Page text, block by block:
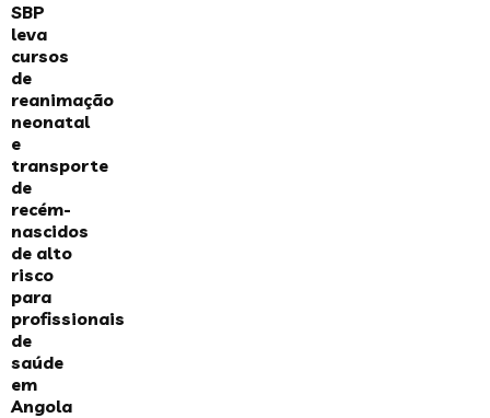
SBP
leva
cursos
de
reanimação
neonatal
e
transporte
de
recém-
nascidos
de alto
risco
para
profissionais
de
saúde
em
Angola